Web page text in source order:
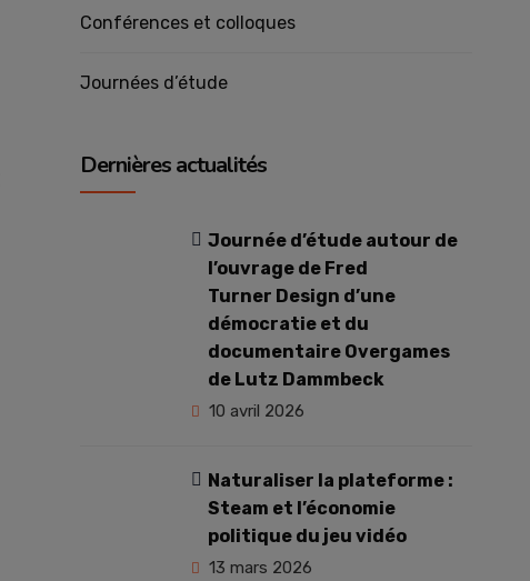
Conférences et colloques
Journées d’étude
Dernières actualités
Journée d’étude autour de
l’ouvrage de Fred
Turner Design d’une
démocratie et du
documentaire Overgames
de Lutz Dammbeck
10 avril 2026
Naturaliser la plateforme :
Steam et l’économie
politique du jeu vidéo
13 mars 2026